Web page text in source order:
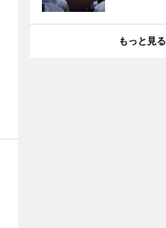
もっと見る